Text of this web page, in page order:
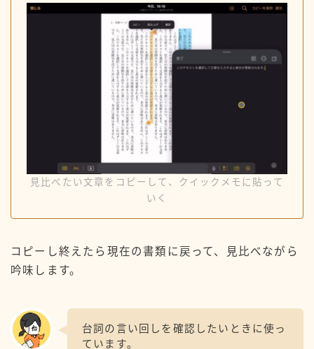
見比べたい文章をコピーして、クイックメモに貼って
いく
コピーし終えたら現在の書類に戻って、見比べながら
吟味します。
台詞の言い回しを確認したいときに使っ
ています。